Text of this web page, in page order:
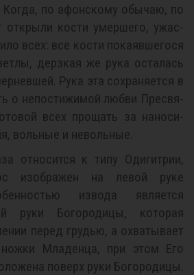
Ко­гда, по афон­ско­му обы­чаю, по
от­кры­ли ко­сти умер­ше­го, ужас­
всех: все ко­сти по­ка­яв­ше­го­ся
дерз­кая же ру­ка оста­лась
Ру­ка эта со­хра­ня­ет­ся в
о непо­сти­жи­мой люб­ви Пре­свя­
всех про­щать за на­но­си­
воль­ные и неволь­ные.
относится к типу Одигитрии,
изображен на левой руке
извода является
руки Богородицы, которая
перед грудью, а охватывает
Младенца, при этом Его
поверх руки Богородицы.